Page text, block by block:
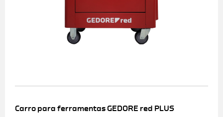
Carro para ferramentas GEDORE red PLUS